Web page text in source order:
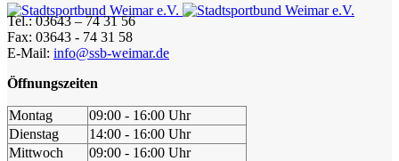
Tel.: 03643 – 74 31 56
Fax: 03643 - 74 31 58
E-Mail: info@ssb-weimar.de
Öffnungszeiten
Montag
09:00 - 16:00 Uhr
Dienstag
14:00 - 16:00 Uhr
Mittwoch
09:00 - 16:00 Uhr